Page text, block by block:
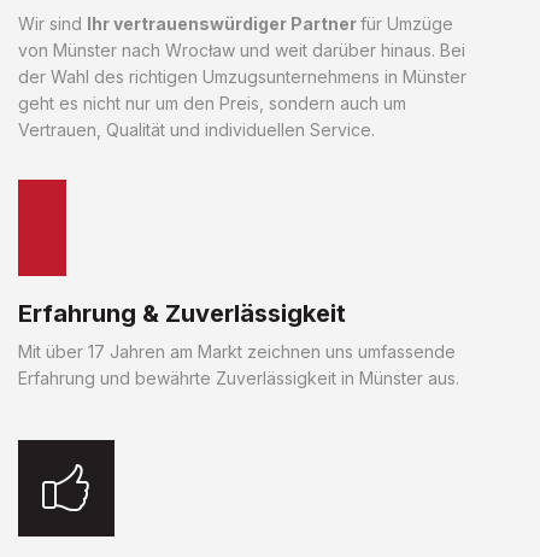
Wir sind Ihr vertrauenswürdiger Partnerfür Umzüge
von Münster nach Wrocław und weit darüber hinaus. Bei
der Wahl des richtigen Umzugsunternehmens in Münster
geht es nicht nur um den Preis, sondern auch um
Vertrauen, Qualität und individuellen Service.
Erfahrung & Zuverlässigkeit
Mit über 17 Jahren am Markt zeichnen uns umfassende
Erfahrung und bewährte Zuverlässigkeit in Münster aus.